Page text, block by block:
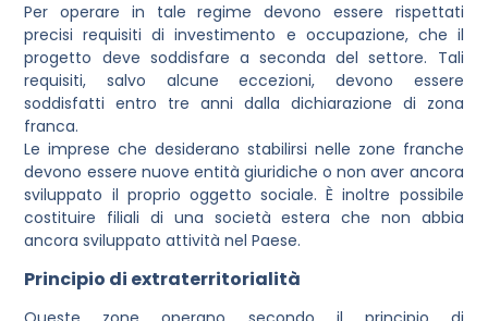
Per operare in tale regime devono essere rispettati
precisi requisiti di investimento e occupazione, che il
progetto deve soddisfare a seconda del settore. Tali
requisiti, salvo alcune eccezioni, devono essere
soddisfatti entro tre anni dalla dichiarazione di zona
franca.
Le imprese che desiderano stabilirsi nelle zone franche
devono essere nuove entità giuridiche o non aver ancora
sviluppato il proprio oggetto sociale. È inoltre possibile
costituire filiali di una società estera che non abbia
ancora sviluppato attività nel Paese.
Principio di extraterritorialità